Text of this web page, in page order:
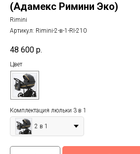
(Адамекс Римини Эко)
Rimini
Артикул: Rimini-2-в-1-RI-210
48 600 р.
Цвет
Комплектация люльки 3 в 1
2 в 1